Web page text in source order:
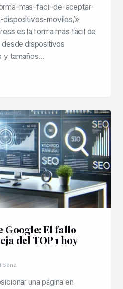
mas-facil-de-aceptar-
dispositivos-moviles/»
es la forma más fácil de
desde dispositivos
y tamaños…
Google: El fallo
del TOP 1 hoy
Sanz
una página en